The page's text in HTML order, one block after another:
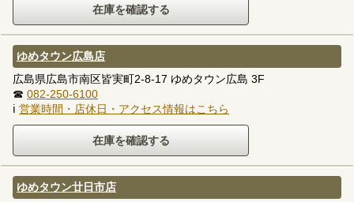
ゆめタウン広島店
広島県広島市南区皆実町2-8-17 ゆめタウン広島 3F
☎ 082-250-6100
ℹ 営業時間・店休日・アクセス情報はこちら
ゆめタウン廿日市店